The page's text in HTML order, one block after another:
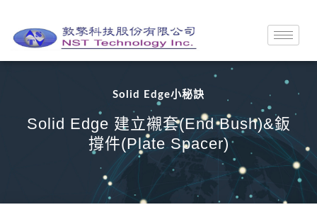
Solid Edge小秘訣
Solid Edge 建立襯套(End Bush)&鈑
撐件(Plate Spacer)